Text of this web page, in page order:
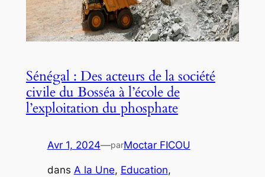
Sénégal : Des acteurs de la société
civile du Bosséa à l’école de
l’exploitation du phosphate
Avr 1, 2024—parMoctar FICOU
dans A la Une, Education